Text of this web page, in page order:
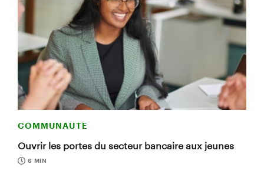
COMMUNAUTE
Ouvrir les portes du secteur bancaire aux jeunes
6 MIN